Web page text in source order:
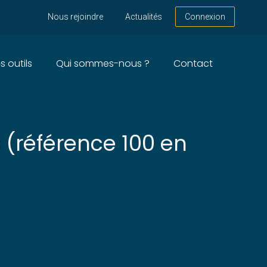
Nous rejoindre Actualités Connexion
outils Qui sommes-nous ? Contact
ANNÉE 2023
100 en